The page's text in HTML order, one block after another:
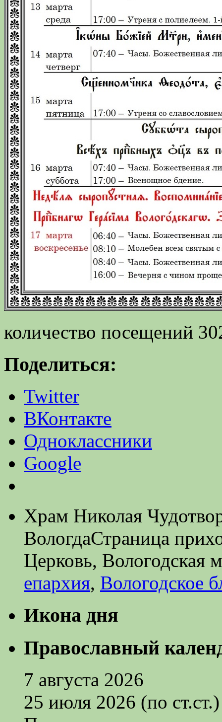
количество посещений
Поделиться:
Twitter
ВКонтакте
Одноклассники
Google
Храм Николая
ВологдаСтраница
Церковь, Вологодская
епархия, Вологодское
Икона дня
Православный
7 августа 2026
25 июля 2026 (по ст.ст.)